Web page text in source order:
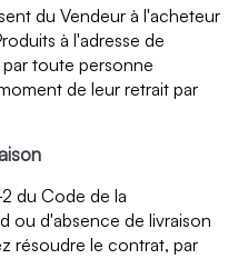
du Vendeur à l'acheteur
à l'adresse de
toute personne
de leur retrait par
du Code de la
ou d'absence de livraison
résoudre le contrat, par